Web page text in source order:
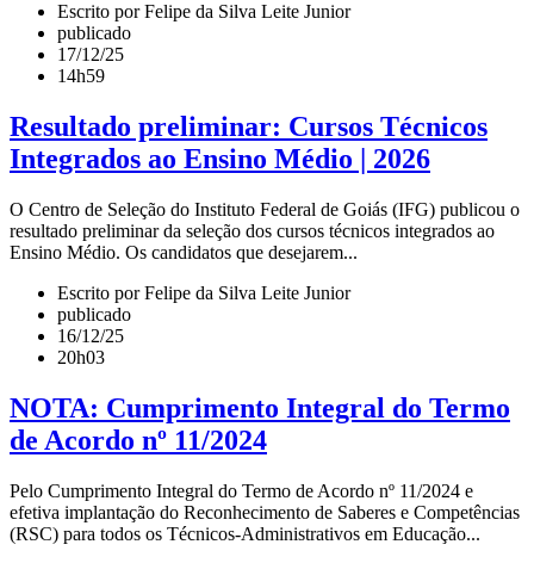
Escrito por Felipe da Silva Leite Junior
publicado
17/12/25
14h59
Resultado preliminar: Cursos Técnicos
Integrados ao Ensino Médio | 2026
O Centro de Seleção do Instituto Federal de Goiás (IFG) publicou o
resultado preliminar da seleção dos cursos técnicos integrados ao
Ensino Médio. Os candidatos que desejarem...
Escrito por Felipe da Silva Leite Junior
publicado
16/12/25
20h03
NOTA: Cumprimento Integral do Termo
de Acordo nº 11/2024
Pelo Cumprimento Integral do Termo de Acordo nº 11/2024 e
efetiva implantação do Reconhecimento de Saberes e Competências
(RSC) para todos os Técnicos-Administrativos em Educação...